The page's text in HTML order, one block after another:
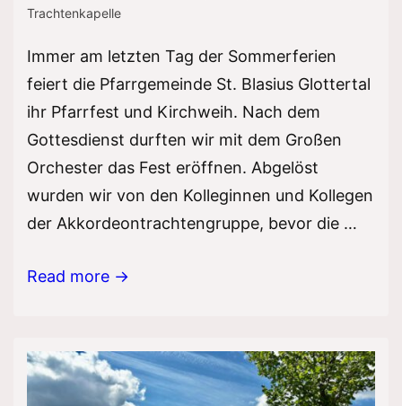
Trachtenkapelle
Immer am letzten Tag der Sommerferien
feiert die Pfarrgemeinde St. Blasius Glottertal
ihr Pfarrfest und Kirchweih. Nach dem
Gottesdienst durften wir mit dem Großen
Orchester das Fest eröffnen. Abgelöst
wurden wir von den Kolleginnen und Kollegen
der Akkordeontrachtengruppe, bevor die …
Pfarrfest
Glottertal
Read more →